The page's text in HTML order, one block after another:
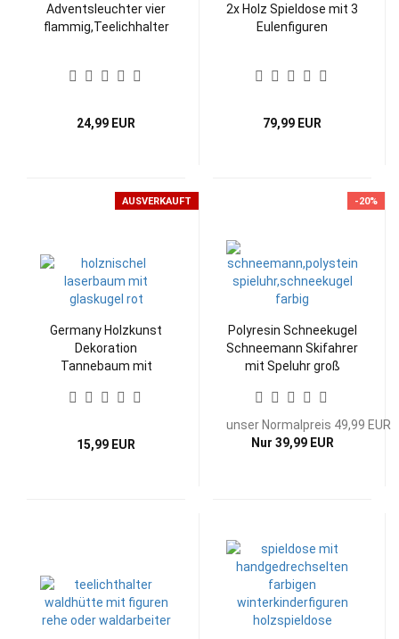
Adventsleuchter vier
flammig,Teelichhalter
24,99 EUR
2x Holz Spieldose mit 3
Eulenfiguren
79,99 EUR
AUSVERKAUFT
Germany Holzkunst
Dekoration
Tannebaum mit
15,99 EUR
-20%
Polyresin Schneekugel
Schneemann Skifahrer
mit Speluhr groß
unser Normalpreis 49,99 EUR
Nur 39,99 EUR